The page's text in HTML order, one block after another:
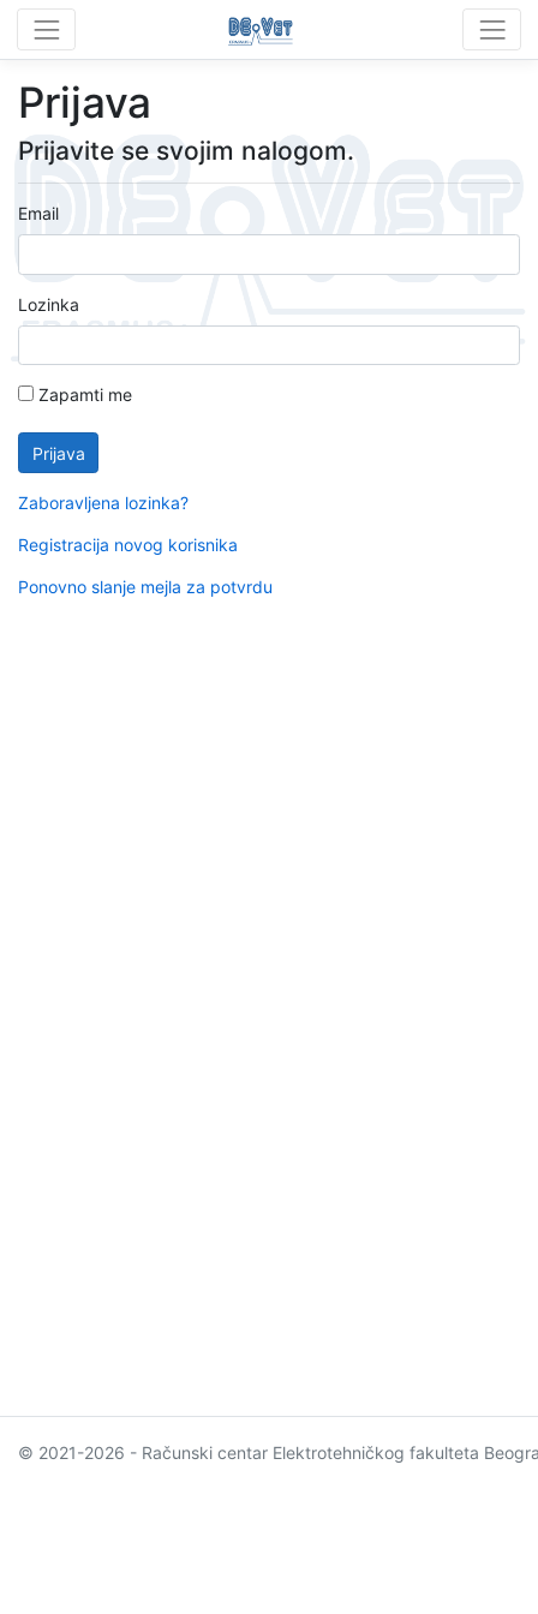
Prijava
Prijavite se svojim nalogom.
Email
Lozinka
Zapamti me
Prijava
Zaboravljena lozinka?
Registracija novog korisnika
Ponovno slanje mejla za potvrdu
© 2021-2026 - Računski centar Elektrotehničkog fakulteta